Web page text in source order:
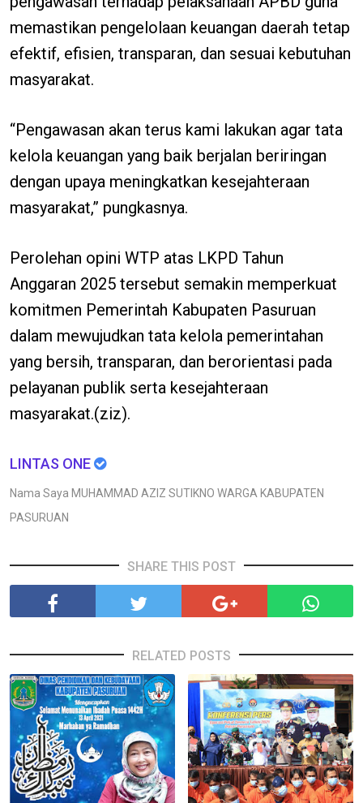
memastikan pengelolaan keuangan daerah tetap
efektif, efisien, transparan, dan sesuai kebutuhan
masyarakat.
“Pengawasan akan terus kami lakukan agar tata
kelola keuangan yang baik berjalan beriringan
dengan upaya meningkatkan kesejahteraan
masyarakat,” pungkasnya.
Perolehan opini WTP atas LKPD Tahun
Anggaran 2025 tersebut semakin memperkuat
komitmen Pemerintah Kabupaten Pasuruan
dalam mewujudkan tata kelola pemerintahan
yang bersih, transparan, dan berorientasi pada
pelayanan publik serta kesejahteraan
masyarakat.(ziz).
LINTAS ONE
Nama Saya MUHAMMAD AZIZ SUTIKNO WARGA KABUPATEN
PASURUAN
SHARE THIS POST
RELATED POSTS